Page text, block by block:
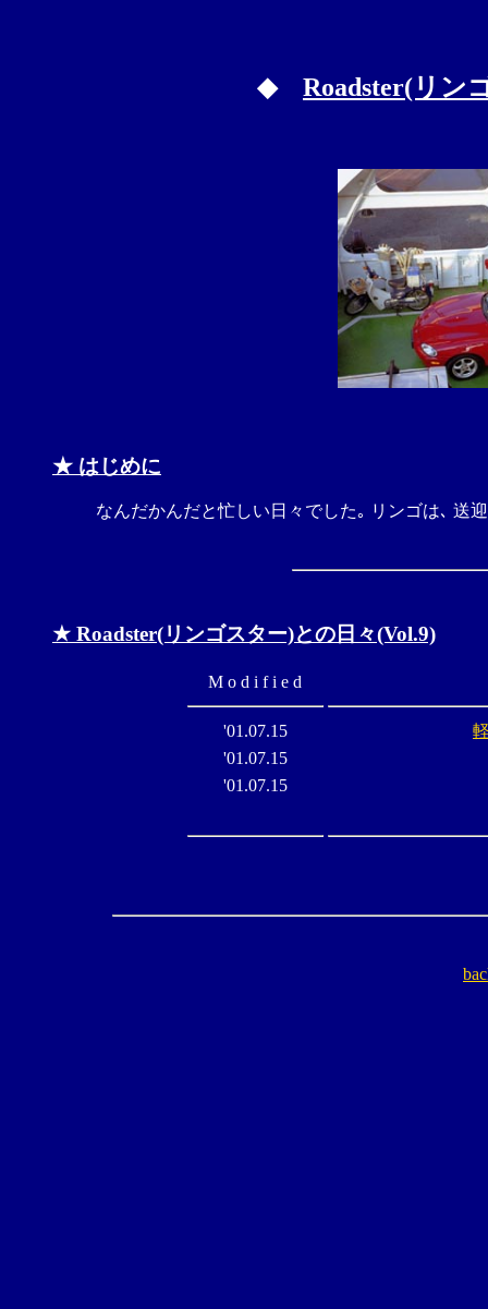
◆ Roadster(リン
★ はじめに
なんだかんだと忙しい日々でした｡ リンゴは､ 送
★ Roadster(リンゴスター)との日々(Vol.9)
M o d i f i e d
'01.07.15
'01.07.15
'01.07.15